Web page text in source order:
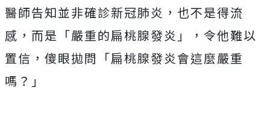
醫師告知並非確診新冠肺炎，也不是得流
感，而是「嚴重的扁桃腺發炎」，令他難以
置信，傻眼拋問「扁桃腺發炎會這麼嚴重
嗎？」